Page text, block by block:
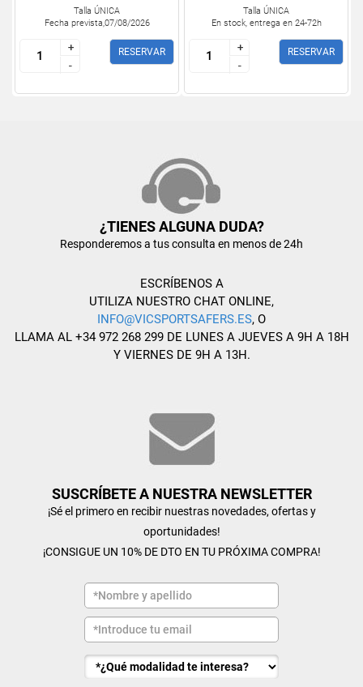
Talla ÚNICA
Fecha prevista,07/08/2026
+
-
+
-
RESERVAR
Talla ÚNICA
En stock, entrega en 24-72h
+
-
+
-
RESERVAR
¿TIENES ALGUNA DUDA?
Responderemos a tus consulta en menos de 24h
ESCRÍBENOS A
UTILIZA NUESTRO CHAT ONLINE,
INFO@VICSPORTSAFERS.ES, O
LLAMA AL +34 972 268 299 DE LUNES A JUEVES A 9H A 18H
Y VIERNES DE 9H A 13H.
SUSCRÍBETE A NUESTRA NEWSLETTER
¡Sé el primero en recibir nuestras novedades, ofertas y
oportunidades!
¡CONSIGUE UN 10% DE DTO EN TU PRÓXIMA COMPRA!